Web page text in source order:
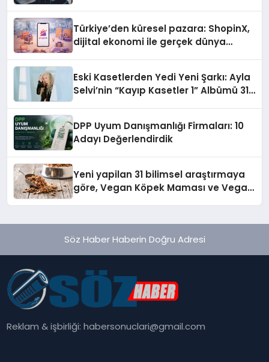
Türkiye’den küresel pazara: ShopinX,
dijital ekonomi ile gerçek dünya
Eski Kasetlerden Yedi Yeni Şarkı: Ayla
Selvi’nin “Kayıp Kasetler 1” Albümü 31
DPP Uyum Danışmanlığı Firmaları: 10
Adayı Değerlendirdik
Yeni yapilan 31 bilimsel araştırmaya
göre, Vegan Köpek Maması ve Vegan
Söz Haber Haberin Doğru Adresi
Reklam & işbirliği:habersonuclari@gmail.com